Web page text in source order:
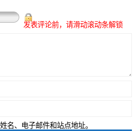
发表评论前，请滑动滚动条解锁
名、电子邮件和站点地址。